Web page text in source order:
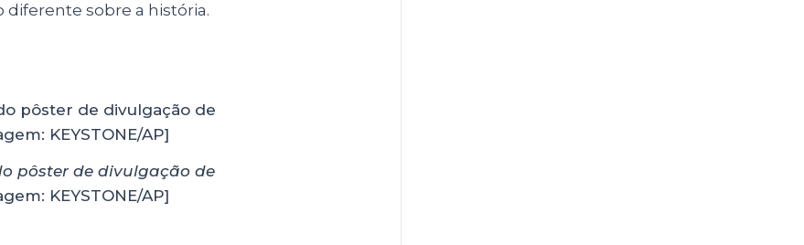
diferente sobre a história.
pôster de divulgação de
KEYSTONE/AP]